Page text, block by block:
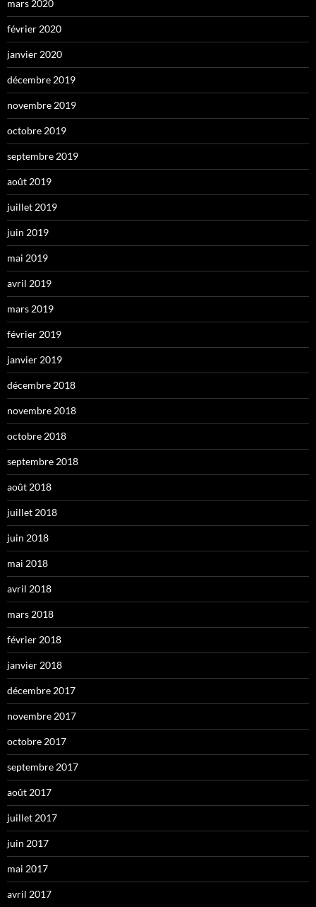
mars 2020
février 2020
janvier 2020
décembre 2019
novembre 2019
octobre 2019
septembre 2019
août 2019
juillet 2019
juin 2019
mai 2019
avril 2019
mars 2019
février 2019
janvier 2019
décembre 2018
novembre 2018
octobre 2018
septembre 2018
août 2018
juillet 2018
juin 2018
mai 2018
avril 2018
mars 2018
février 2018
janvier 2018
décembre 2017
novembre 2017
octobre 2017
septembre 2017
août 2017
juillet 2017
juin 2017
mai 2017
avril 2017